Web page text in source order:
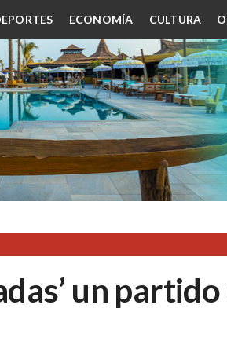
ECONOMÍA CULTURA
un